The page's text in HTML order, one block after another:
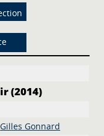
(2014)
Gilles Gonnard